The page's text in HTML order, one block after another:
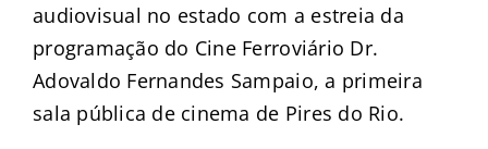
audiovisual no estado com a estreia da
programação do Cine Ferroviário Dr.
Adovaldo Fernandes Sampaio, a primeira
sala pública de cinema de Pires do Rio.